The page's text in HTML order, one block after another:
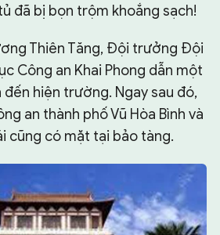
đã bị bọn trộm khoắng sạch!
Thiên Tăng, Đội trưởng Đội
Công an Khai Phong dẫn một
hiện trường. Ngay sau đó,
an thành phố Vũ Hòa Bình và
cũng có mặt tại bảo tàng.